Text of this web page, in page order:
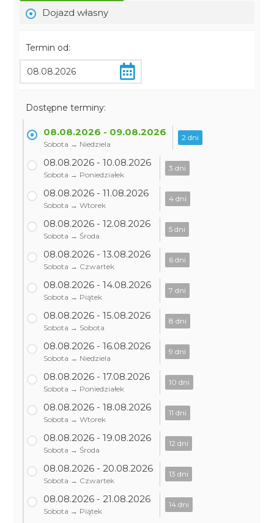
Dojazd własny
Termin od:
Dostępne terminy:
08.08.2026 - 09.08.2026
Sobota → Niedziela
2 dni
08.08.2026 - 10.08.2026
Sobota → Poniedziałek
3 dni
08.08.2026 - 11.08.2026
Sobota → Wtorek
4 dni
08.08.2026 - 12.08.2026
Sobota → Środa
5 dni
08.08.2026 - 13.08.2026
Sobota → Czwartek
6 dni
08.08.2026 - 14.08.2026
Sobota → Piątek
7 dni
08.08.2026 - 15.08.2026
Sobota → Sobota
8 dni
08.08.2026 - 16.08.2026
Sobota → Niedziela
9 dni
08.08.2026 - 17.08.2026
Sobota → Poniedziałek
10 dni
08.08.2026 - 18.08.2026
Sobota → Wtorek
11 dni
08.08.2026 - 19.08.2026
Sobota → Środa
12 dni
08.08.2026 - 20.08.2026
Sobota → Czwartek
13 dni
08.08.2026 - 21.08.2026
Sobota → Piątek
14 dni